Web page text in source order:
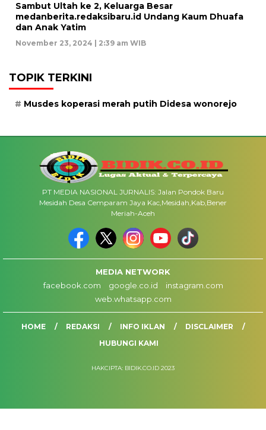
Sambut Ultah ke 2, Keluarga Besar
medanberita.redaksibaru.id Undang Kaum Dhuafa
dan Anak Yatim
November 23, 2024 | 2:39 am WIB
TOPIK TERKINI
Musdes koperasi merah putih Didesa wonorejo
PT MEDIA NASIONAL JURNALIS: Jalan Pondok Baru
Mesidah Desa Cemparam Jaya Kac,Mesidah,Kab,Bener
Meriah-Aceh
MEDIA NETWORK
facebook.com
google.co.id
instagram.com
web.whatsapp.com
HOME REDAKSI INFO IKLAN
DISCLAIMER
HUBUNGI KAMI
HAKCIPTA: BIDIK.CO.ID 2023